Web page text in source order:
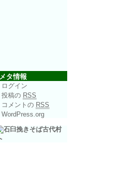
メタ情報
ログイン
投稿の RSS
コメントの RSS
WordPress.org